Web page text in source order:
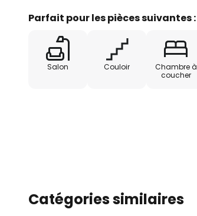
Parfait pour les pièces suivantes :
Salon Couloir
Chambre à
coucher
Catégories similaires